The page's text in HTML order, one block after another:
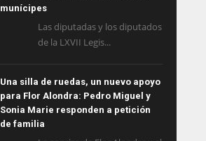
munícipes
Las diputadas y los diputados
de la LXVII Legis...
Una silla de ruedas, un nuevo apoyo
para Flor Alondra: Pedro Miguel y
Sonia Marie responden a petición
de familia